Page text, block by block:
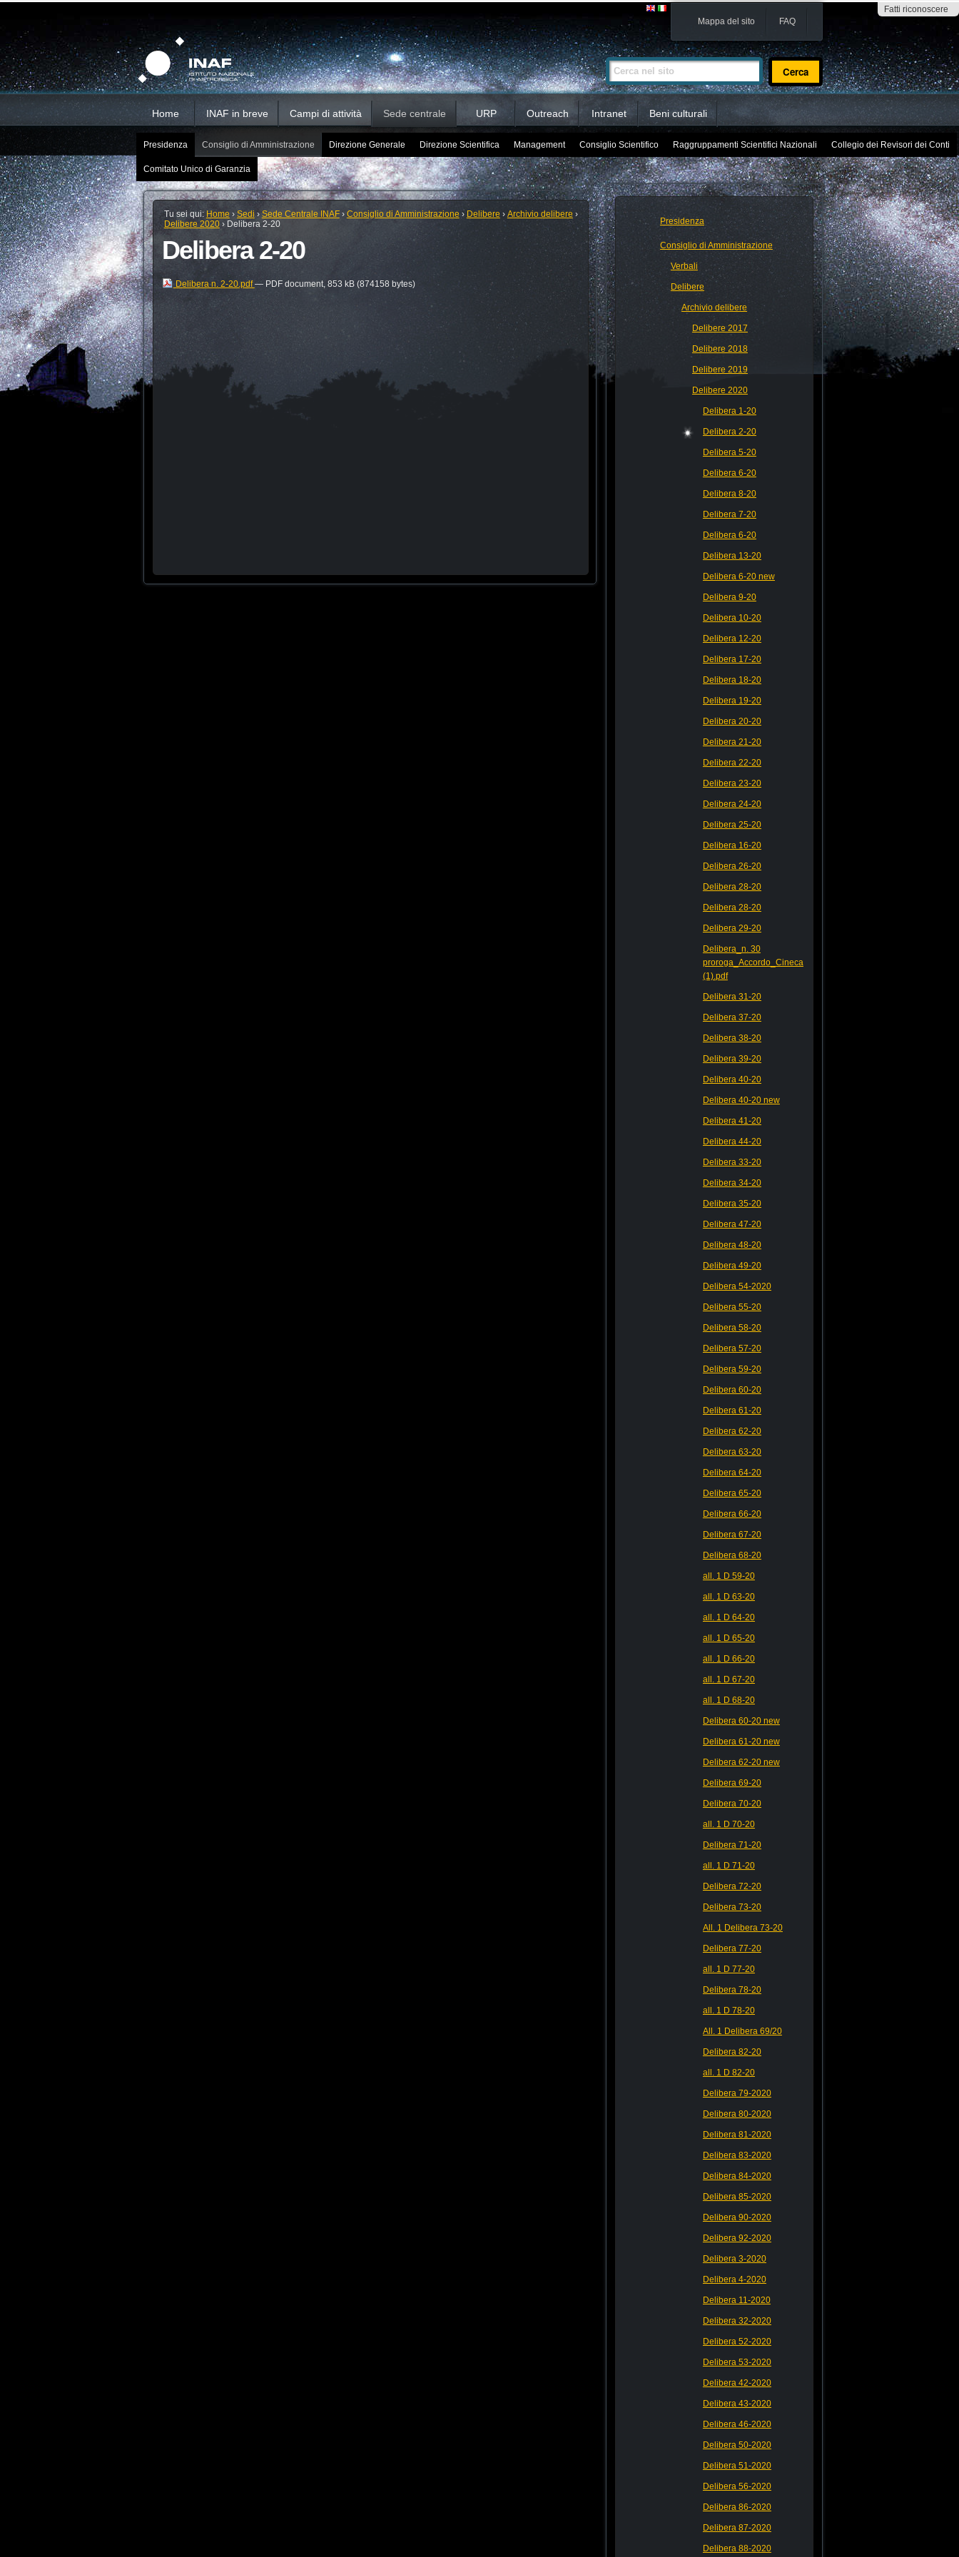
Fatti riconoscere
contenuti.
Salta
alla
navigazione
Mappa del sito FAQ
Cerca nel sito
Ricerca
avanzata…
Home INAF in breve Campi di attività Sede centrale URP Outreach Intranet Beni culturali
Presidenza Consiglio di Amministrazione Direzione Generale Direzione Scientifica Management Consiglio Scientifico Raggruppamenti Scientifici Nazionali Collegio dei Revisori dei Conti
Comitato Unico di Garanzia
Tu sei qui: Home › Sedi › Sede Centrale INAF › Consiglio di Amministrazione › Delibere › Archivio delibere ›
Delibere 2020 › Delibera 2-20
Delibera 2-20
Delibera n. 2-20.pdf— PDF document, 853 kB (874158 bytes)
Presidenza
Consiglio di Amministrazione
Verbali
Delibere
Archivio delibere
Delibere 2017
Delibere 2018
Delibere 2019
Delibere 2020
Delibera 1-20
Delibera 2-20
Delibera 5-20
Delibera 6-20
Delibera 8-20
Delibera 7-20
Delibera 6-20
Delibera 13-20
Delibera 6-20 new
Delibera 9-20
Delibera 10-20
Delibera 12-20
Delibera 17-20
Delibera 18-20
Delibera 19-20
Delibera 20-20
Delibera 21-20
Delibera 22-20
Delibera 23-20
Delibera 24-20
Delibera 25-20
Delibera 16-20
Delibera 26-20
Delibera 28-20
Delibera 28-20
Delibera 29-20
Delibera_n. 30
proroga_Accordo_Cineca
(1).pdf
Delibera 31-20
Delibera 37-20
Delibera 38-20
Delibera 39-20
Delibera 40-20
Delibera 40-20 new
Delibera 41-20
Delibera 44-20
Delibera 33-20
Delibera 34-20
Delibera 35-20
Delibera 47-20
Delibera 48-20
Delibera 49-20
Delibera 54-2020
Delibera 55-20
Delibera 58-20
Delibera 57-20
Delibera 59-20
Delibera 60-20
Delibera 61-20
Delibera 62-20
Delibera 63-20
Delibera 64-20
Delibera 65-20
Delibera 66-20
Delibera 67-20
Delibera 68-20
all. 1 D 59-20
all. 1 D 63-20
all. 1 D 64-20
all. 1 D 65-20
all. 1 D 66-20
all. 1 D 67-20
all. 1 D 68-20
Delibera 60-20 new
Delibera 61-20 new
Delibera 62-20 new
Delibera 69-20
Delibera 70-20
all. 1 D 70-20
Delibera 71-20
all. 1 D 71-20
Delibera 72-20
Delibera 73-20
All. 1 Delibera 73-20
Delibera 77-20
all. 1 D 77-20
Delibera 78-20
all. 1 D 78-20
All. 1 Delibera 69/20
Delibera 82-20
all. 1 D 82-20
Delibera 79-2020
Delibera 80-2020
Delibera 81-2020
Delibera 83-2020
Delibera 84-2020
Delibera 85-2020
Delibera 90-2020
Delibera 92-2020
Delibera 3-2020
Delibera 4-2020
Delibera 11-2020
Delibera 32-2020
Delibera 52-2020
Delibera 53-2020
Delibera 42-2020
Delibera 43-2020
Delibera 46-2020
Delibera 50-2020
Delibera 51-2020
Delibera 56-2020
Delibera 86-2020
Delibera 87-2020
Delibera 88-2020